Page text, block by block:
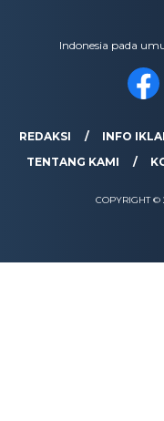
Indonesia pada
REDAKSI INFO
TENTANG KAMI
COPYRIGHT ©